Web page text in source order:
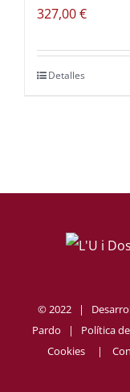
327,00€
Detalles
© 2022 |
Pardo | Política
Cookies|